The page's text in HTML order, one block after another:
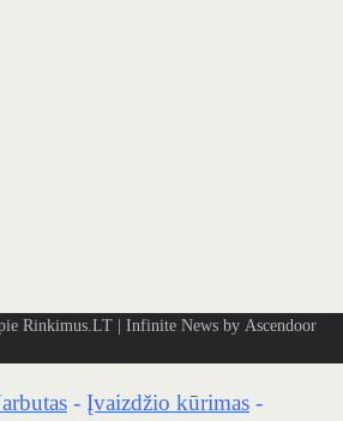
Rinkimus.LT| Infinite News by Ascendoor
- Įvaizdžio kūrimas -